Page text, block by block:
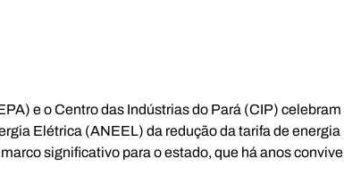
e o Centro das Indústrias do Pará (CIP) celebram
Elétrica (ANEEL) da redução da tarifa de energia
significativo para o estado, que há anos convive